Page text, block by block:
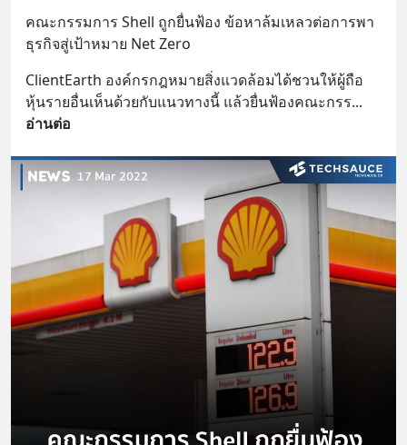
คณะกรรมการ Shell ถูกยื่นฟ้อง ข้อหาล้มเหลวต่อการพา
ธุรกิจสู่เป้าหมาย Net Zero
ClientEarth องค์กรกฎหมายสิ่งแวดล้อมได้ชวนให้ผู้ถือ
หุ้นรายอื่นเห็นด้วยกับแนวทางนี้ แล้วยื่นฟ้องคณะกรร
อ่านต่อ